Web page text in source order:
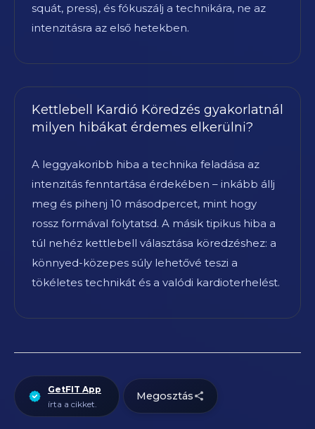
squát, press), és fókuszálj a technikára, ne az
intenzitásra az első hetekben.
Kettlebell Kardió Köredzés gyakorlatnál
milyen hibákat érdemes elkerülni?
A leggyakoribb hiba a technika feladása az
intenzitás fenntartása érdekében – inkább állj
meg és pihenj 10 másodpercet, mint hogy
rossz formával folytatsd. A másik tipikus hiba a
túl nehéz kettlebell választása köredzéshez: a
könnyed-közepes súly lehetővé teszi a
tökéletes technikát és a valódi kardioterhelést.
GetFIT App
írta a cikket.
Megosztás